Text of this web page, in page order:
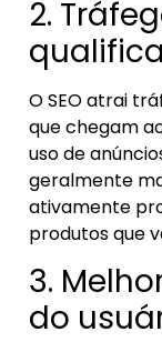
2.
O SEO atrai
que chegam
uso de
geralmente
ativamente
produtos que
3.
do